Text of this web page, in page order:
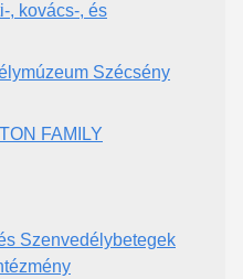
, kovács-, és
Szécsény
FAMILY
Szenvedélybetegek